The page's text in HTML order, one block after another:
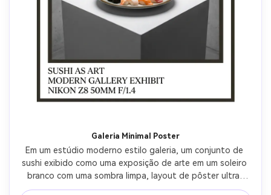
Galeria Minimal Poster
Em um estúdio moderno estilo galeria, um conjunto de
sushi exibido como uma exposição de arte em um soleiro
branco com uma sombra limpa, layout de pôster ultra-
mínimo com borda forte e espaço para letras serif